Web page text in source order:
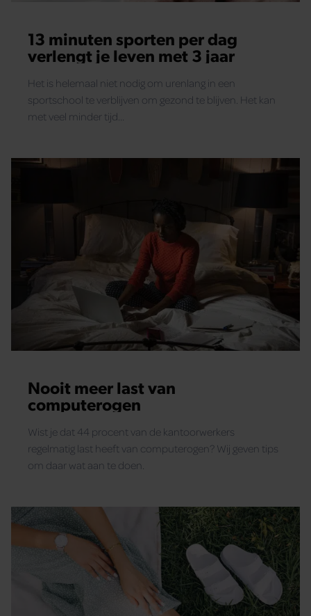
13 minuten sporten per dag
verlengt je leven met 3 jaar
Het is helemaal niet nodig om urenlang in een
sportschool te verblijven om gezond te blijven. Het kan
met veel minder tijd…
Nooit meer last van
computerogen
Wist je dat 44 procent van de kantoorwerkers
regelmatig last heeft van computerogen? Wij geven tips
om daar wat aan te doen.